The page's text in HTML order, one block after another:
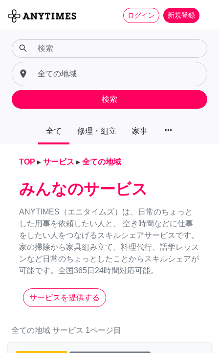
ログイン 新規登録
全て 修理・組立 家事 more_horiz
search
place
検索
TOP ▸ サービス ▸ 全ての地域
みんなのサービス
ANYTIMES（エニタイムズ）は、日常のちょっと
した用事を依頼したい人と、 空き時間などに仕事
をしたい人をつなげるスキルシェアサービスです。
家の掃除から家具組み立て、料理代行、語学レッス
ンなど日常のちょっとしたことからスキルシェアが
可能です。全国365日24時間対応可能。
サービスを提供する
全ての地域 サービス 1ページ目